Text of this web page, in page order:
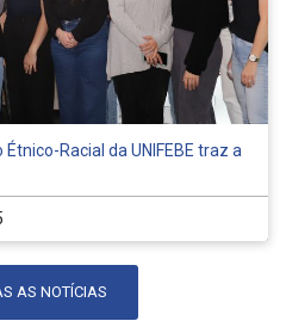
Racial da UNIFEBE traz a
AS NOTÍCIAS